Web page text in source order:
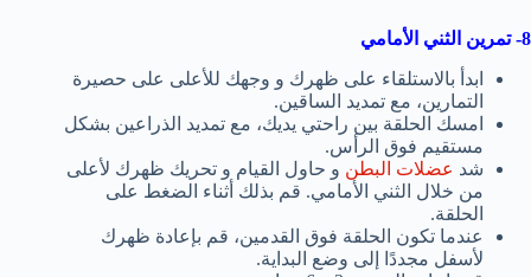
8- تمرين الثني الأمامي
ابدأ بالاستلقاء على ظهرك و وجهك للأعلى على حصيرة
التمارين، مع تمديد الساقين.
امسك الحلقة بين راحتي يديك، مع تمديد الذراعين بشكل
مستقيم فوق الرأس.
شد عضلات البطن و حاول القيام و تحريك ظهرك لأعلى
من خلال الثني الأمامي. قم بذلك أثناء الضغط على
الحلقة.
عندما تكون الحلقة فوق القدمين، قم بإعادة ظهرك
لأسفل مجددًا إلى وضع البداية.